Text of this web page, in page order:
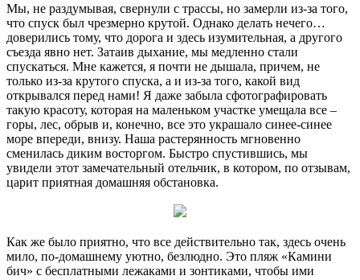
Мы, не раздумывая, свернули с трассы, но замерли из-за того,
что спуск был чрезмерно крутой. Однако делать нечего…
доверились тому, что дорога и здесь изумительная, а другого
съезда явно нет. Затаив дыхание, мы медленно стали
спускаться. Мне кажется, я почти не дышала, причем, не
только из-за крутого спуска, а и из-за того, какой вид
открывался перед нами! Я даже забыла сфотографировать
такую красоту, которая на маленьком участке умещала все –
горы, лес, обрыв и, конечно, все это украшало синее-синее
море впереди, внизу. Наша растерянность мгновенно
сменилась диким восторгом. Быстро спустившись, мы
увидели этот замечательный отельчик, в котором, по отзывам,
царит приятная домашняя обстановка.
Как же было приятно, что все действительно так, здесь очень
мило, по-домашнему уютно, безлюдно. Это пляж «Камини
бич» с бесплатными лежаками и зонтиками, чтобы ими